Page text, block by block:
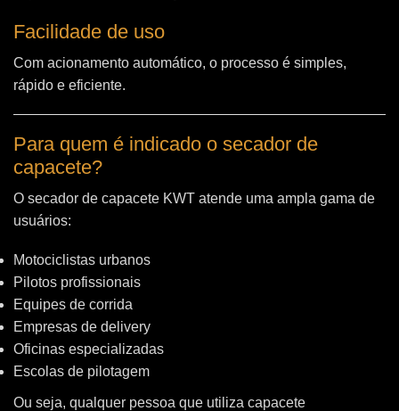
Facilidade de uso
Com acionamento automático, o processo é simples,
rápido e eficiente.
Para quem é indicado o secador de
capacete?
O secador de capacete KWT atende uma ampla gama de
usuários:
Motociclistas urbanos
Pilotos profissionais
Equipes de corrida
Empresas de delivery
Oficinas especializadas
Escolas de pilotagem
Ou seja, qualquer pessoa que utiliza capacete